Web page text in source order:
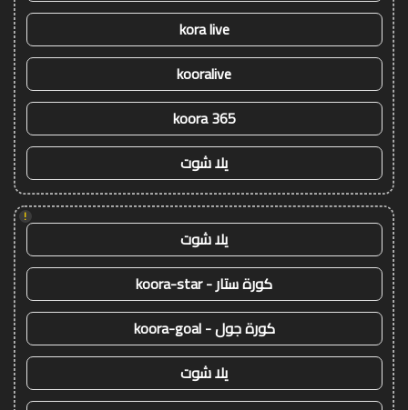
kora live
kooralive
koora 365
يلا شوت
!
يلا شوت
كورة ستار - koora-star
كورة جول - koora-goal
يلا شوت